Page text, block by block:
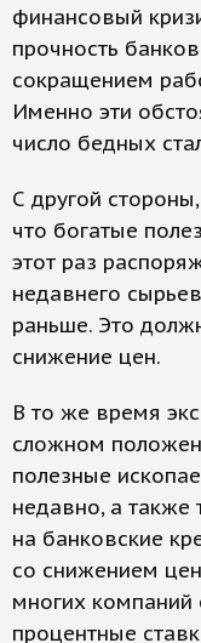
финансовый
прочность
сокращением
Именно эти
число бедных
С другой
что богатые
этот раз
недавнего
раньше. Это
снижение цен.
В то же время
сложном
полезные
недавно, а также
на банковские
со снижением
многих
процентные